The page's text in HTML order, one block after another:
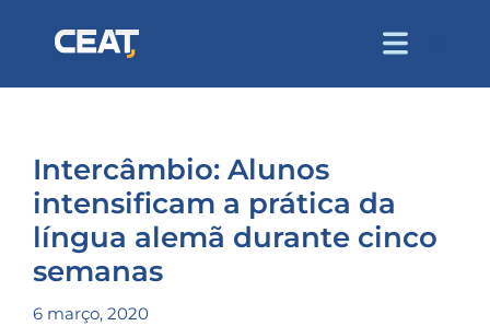
Intercâmbio: Alunos
intensificam a prática da
língua alemã durante cinco
semanas
6 março, 2020